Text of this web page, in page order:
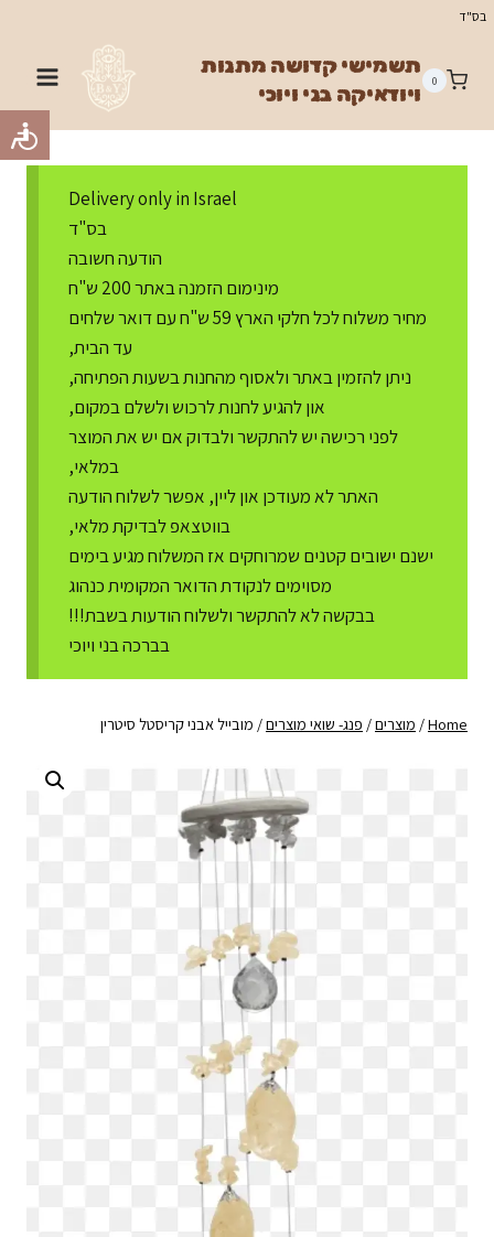
Skip
content
בס"ד
0
תשמישי קדושה מתנות
ויודאיקה בני ויוכי
Delivery only in Israel
בס"ד
הודעה חשובה
מינימום הזמנה באתר 200 ש"ח
מחיר משלוח לכל חלקי הארץ 59 ש"ח עם דואר שלחים
עד הבית,
ניתן להזמין באתר ולאסוף מהחנות בשעות הפתיחה,
און להגיע לחנות לרכוש ולשלם במקום,
לפני רכישה יש להתקשר ולבדוק אם יש את המוצר
במלאי,
האתר לא מעודכן און ליין, אפשר לשלוח הודעה
בווטצאפ לבדיקת מלאי,
ישנם ישובים קטנים שמרוחקים אז המשלוח מגיע בימים
מסוימים לנקודת הדואר המקומית כנהוג
בבקשה לא להתקשר ולשלוח הודעות בשבת!!!
בברכה בני ויוכי
Home
/ מוצרים/ פנג- שואי מוצרים/ מובייל אבני קריסטל סיטרין